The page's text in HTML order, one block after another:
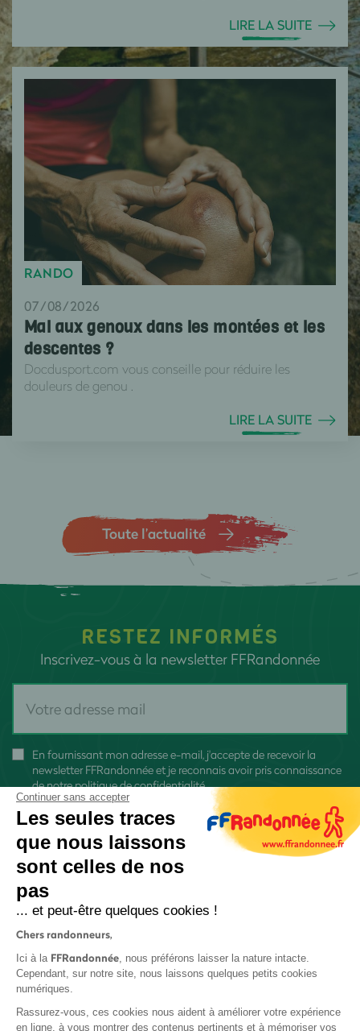
LIRE LA SUITE
RANDO
07/08/2026
Mal aux genoux dans les montées et les
descentes ?
Docdusport.com vous conseille pour réduire les
douleurs de genou .
LIRE LA SUITE
Toute l’actualité
RESTEZ INFORMÉS
Inscrivez-vous à la newsletter FFRandonnée
En fournissant mon adresse e-mail, j'accepte de recevoir la
newsletter FFRandonnée et je reconnais avoir pris connaissance
denotre politique de confidentialité
Protection des données
Continuer sans accepter
Les seules traces
que nous laissons
sont celles de nos
pas
... et peut-être quelques cookies !
Chers randonneurs,
Ici à la FFRandonnée, nous préférons laisser la nature intacte.
Cependant, sur notre site, nous laissons quelques petits cookies
numériques.
Rassurez-vous, ces cookies nous aident à améliorer votre expérience
en ligne, à vous montrer des contenus pertinents et à mémoriser vos